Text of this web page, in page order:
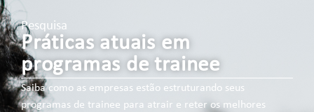
Pesquisa
Práticas atuais em
programas de trainee
Saiba como as empresas estão estruturando seus
programas de trainee para atrair e reter os melhores